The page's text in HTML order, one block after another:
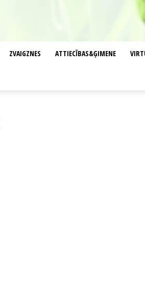
ZVAIGZNES ATTIECĪBAS&ĢIMENE